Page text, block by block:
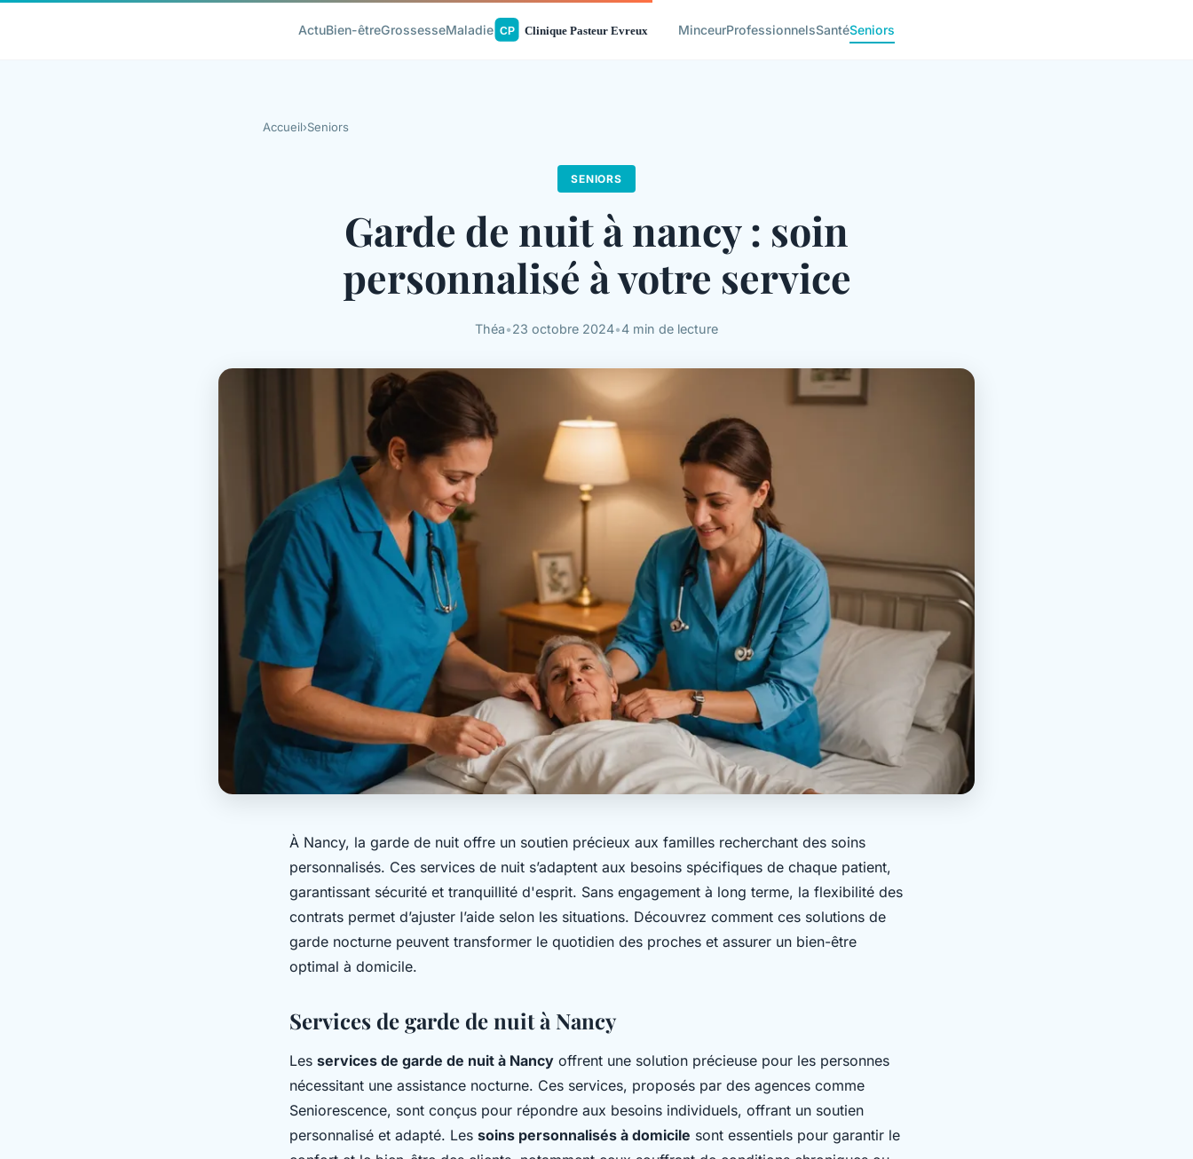
ActuBien-êtreGrossesseMaladie MinceurProfessionnelsSantéSeniors
Accueil›Seniors
SENIORS
Garde de nuit à nancy : soin
personnalisé à votre service
Théa•23 octobre 2024•4 min de lecture
À Nancy, la garde de nuit offre un soutien précieux aux familles recherchant des soins
personnalisés. Ces services de nuit s’adaptent aux besoins spécifiques de chaque patient,
garantissant sécurité et tranquillité d'esprit. Sans engagement à long terme, la flexibilité des
contrats permet d’ajuster l’aide selon les situations. Découvrez comment ces solutions de
garde nocturne peuvent transformer le quotidien des proches et assurer un bien-être
optimal à domicile.
Services de garde de nuit à Nancy
Les services de garde de nuit à Nancy offrent une solution précieuse pour les personnes
nécessitant une assistance nocturne. Ces services, proposés par des agences comme
Seniorescence, sont conçus pour répondre aux besoins individuels, offrant un soutien
personnalisé et adapté. Les soins personnalisés à domicile sont essentiels pour garantir le